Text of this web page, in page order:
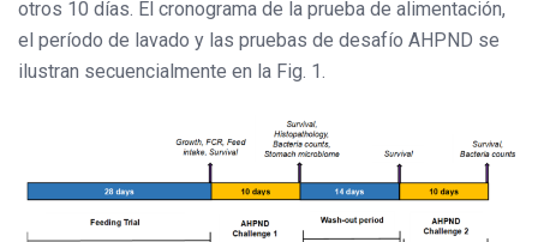
otros 10 días. El cronograma de la prueba de alimentación,
el período de lavado y las pruebas de desafío AHPND se
ilustran secuencialmente en la Fig. 1.